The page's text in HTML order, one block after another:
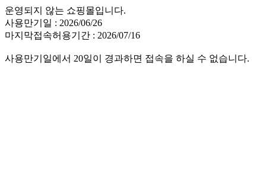
운영되지 않는 쇼핑몰입니다.
사용만기일 : 2026/06/26
마지막접속허용기간 : 2026/07/16
사용만기일에서 20일이 경과하면 접속을 하실 수 없습니다.